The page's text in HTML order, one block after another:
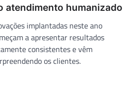
atendimento humanizado
implantadas neste ano
a apresentar resultados
consistentes e vêm
os clientes.